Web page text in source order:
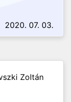
2020. 07. 03.
Zoltán